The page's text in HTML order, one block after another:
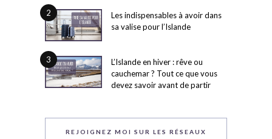
2
Les indispensables à avoir dans
sa valise pour l’Islande
3
L’Islande en hiver : rêve ou
cauchemar ? Tout ce que vous
devez savoir avant de partir
REJOIGNEZ MOI SUR LES RÉSEAUX